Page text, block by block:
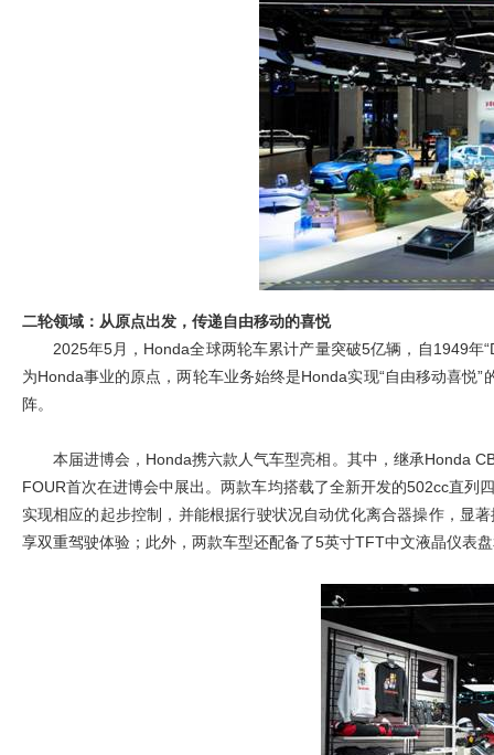
二轮领域：从原点出发，传递自由移动的喜悦
2025年5月，Honda全球两轮车累计产量突破5亿辆，自1949年
为Honda事业的原点，两轮车业务始终是Honda实现“自由移动喜悦
阵。
本届进博会，Honda携六款人气车型亮相。其中，继承Honda
FOUR首次在进博会中展出。两款车均搭载了全新开发的502cc直
实现相应的起步控制，并能根据行驶状况自动优化离合器操作，显
享双重驾驶体验；此外，两款车型还配备了5英寸TFT中文液晶仪表